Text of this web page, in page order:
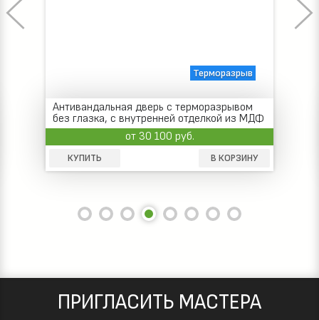
Терморазрыв
Антивандальная дверь с терморазрывом
без глазка, с внутренней отделкой из МДФ
от 30 100 руб.
КУПИТЬ В КОРЗИНУ
ПРИГЛАСИТЬ МАСТЕРА